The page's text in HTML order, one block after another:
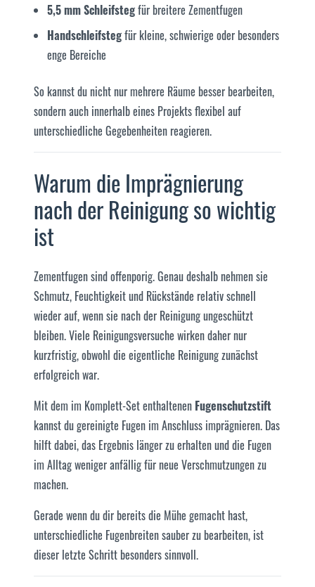
5,5 mm Schleifstegfür breitere Zementfugen
Handschleifstegfür kleine, schwierige oder besonders
enge Bereiche
So kannst du nicht nur mehrere Räume besser bearbeiten,
sondern auch innerhalb eines Projekts flexibel auf
unterschiedliche Gegebenheiten reagieren.
Warum die Imprägnierung
nach der Reinigung so wichtig
ist
Zementfugen sind offenporig. Genau deshalb nehmen sie
Schmutz, Feuchtigkeit und Rückstände relativ schnell
wieder auf, wenn sie nach der Reinigung ungeschützt
bleiben. Viele Reinigungsversuche wirken daher nur
kurzfristig, obwohl die eigentliche Reinigung zunächst
erfolgreich war.
Mit dem im Komplett-Set enthaltenen Fugenschutzstift
kannst du gereinigte Fugen im Anschluss imprägnieren. Das
hilft dabei, das Ergebnis länger zu erhalten und die Fugen
im Alltag weniger anfällig für neue Verschmutzungen zu
machen.
Gerade wenn du dir bereits die Mühe gemacht hast,
unterschiedliche Fugenbreiten sauber zu bearbeiten, ist
dieser letzte Schritt besonders sinnvoll.